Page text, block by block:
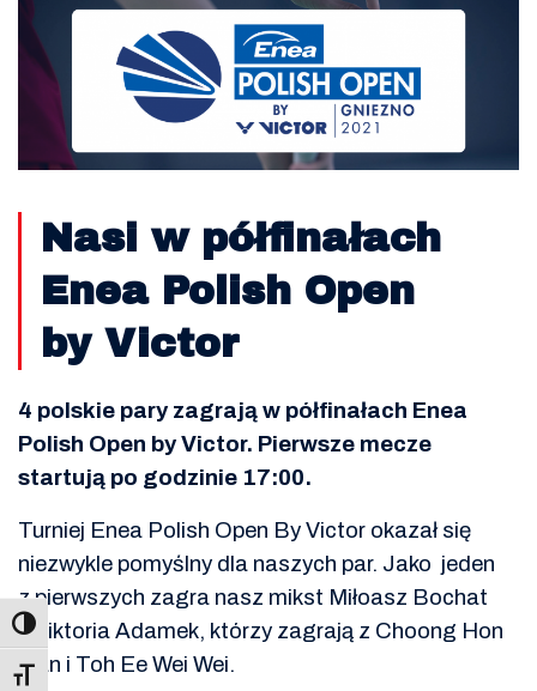
Toggle Font size
Nasi w półfinałach
Enea Polish Open
by Victor
4 polskie pary zagrają w półfinałach Enea
Polish Open by Victor. Pierwsze mecze
startują po godzinie 17:00.
Turniej Enea Polish Open By Victor okazał się
niezwykle pomyślny dla naszych par. Jako jeden
z pierwszych zagra nasz mikst Miłoasz Bochat
i Wiktoria Adamek, którzy zagrają z Choong Hon
Jian i Toh Ee Wei Wei.